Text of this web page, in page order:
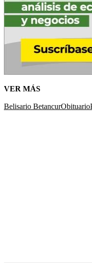
VER MÁS
Belisario BetancurObituario